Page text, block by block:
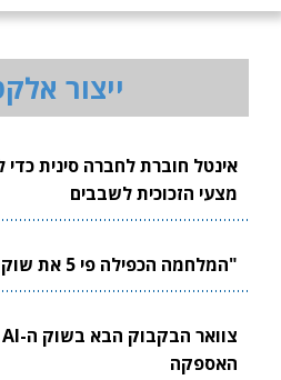
ייצור
אינטל חוברת לחברה סינית
מצעי הזכוכית לשבבים
"המלחמה הכפילה פי 5 את שוק הייצור המיידי"
האספקה